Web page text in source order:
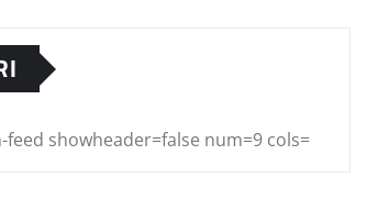
showheader=false num=9 cols=